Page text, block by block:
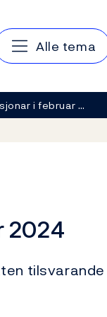
Alle tema
i februar …
2024